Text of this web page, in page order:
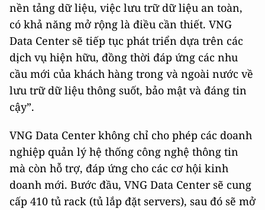
nền tảng dữ liệu, việc lưu trữ dữ liệu an toàn,
có khả năng mở rộng là điều cần thiết. VNG
Data Center sẽ tiếp tục phát triển dựa trên các
dịch vụ hiện hữu, đồng thời đáp ứng các nhu
cầu mới của khách hàng trong và ngoài nước về
lưu trữ dữ liệu thông suốt, bảo mật và đáng tin
cậy”.
VNG Data Center không chỉ cho phép các doanh
nghiệp quản lý hệ thống công nghệ thông tin
mà còn hỗ trợ, đáp ứng cho các cơ hội kinh
doanh mới. Bước đầu, VNG Data Center sẽ cung
cấp 410 tủ rack (tủ lắp đặt servers), sau đó sẽ mở